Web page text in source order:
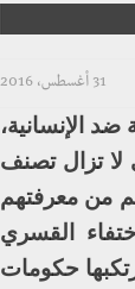
31 أغسطس، 2016
ضد الإنسانية،
لا تزال تصنف
من معرفتهم
القسري
حكومات